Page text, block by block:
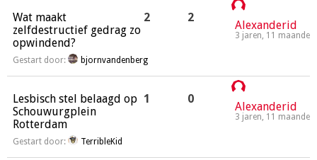
Wat maakt
zelfdestructief gedrag zo
opwindend?
Gestart door: bjornvandenberg
2 2
Alexanderid
3 jaren, 11 maanden
Lesbisch stel belaagd op
Schouwurgplein
Rotterdam
Gestart door: TerribleKid
1 0
Alexanderid
3 jaren, 11 maanden